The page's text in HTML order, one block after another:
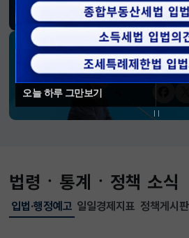
오늘 하루 그만보기
블로그페이스북트위터유
소통하는 경제 리더 구윤
법령ㆍ통계ㆍ정책 소식
입법·행정예고
선택됨
일일경제지표 정책게시판